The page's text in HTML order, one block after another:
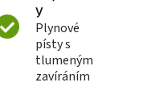
y
Plynové
písty s
tlumeným
zavíráním